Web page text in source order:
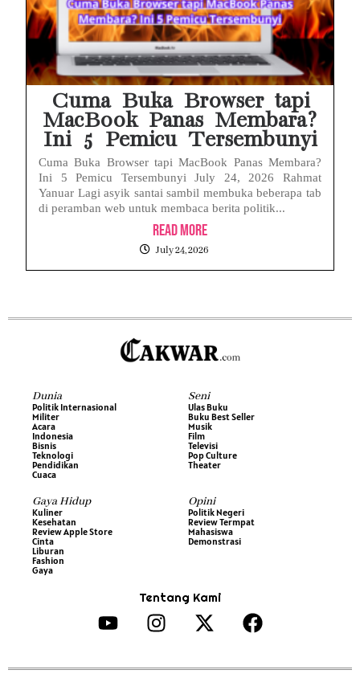
Cuma Buka Browser tapi
MacBook Panas Membara?
Ini 5 Pemicu Tersembunyi
Cuma Buka Browser tapi MacBook Panas Membara?
Ini 5 Pemicu Tersembunyi July 24, 2026 Rahmat
Yanuar Lagi asyik santai sambil membuka beberapa tab
di peramban web untuk membaca berita politik...
Read More
July 24, 2026
Dunia
Politik Internasional
Militer
Acara
Indonesia
Bisnis
Teknologi
Pendidikan
Cuaca
Seni
Ulas Buku
Buku Best Seller
Musik
Film
Televisi
Pop Culture
Theater
Gaya Hidup
Kuliner
Kesehatan
Review Apple Store
Cinta
Liburan
Fashion
Gaya
Opini
Politik Negeri
Review Termpat
Mahasiswa
Demonstrasi
Tentang Kami